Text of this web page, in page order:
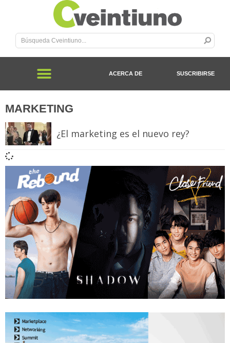
ACERCA DE SUSCRIBIRSE
MARKETING
¿El marketing es el nuevo rey?